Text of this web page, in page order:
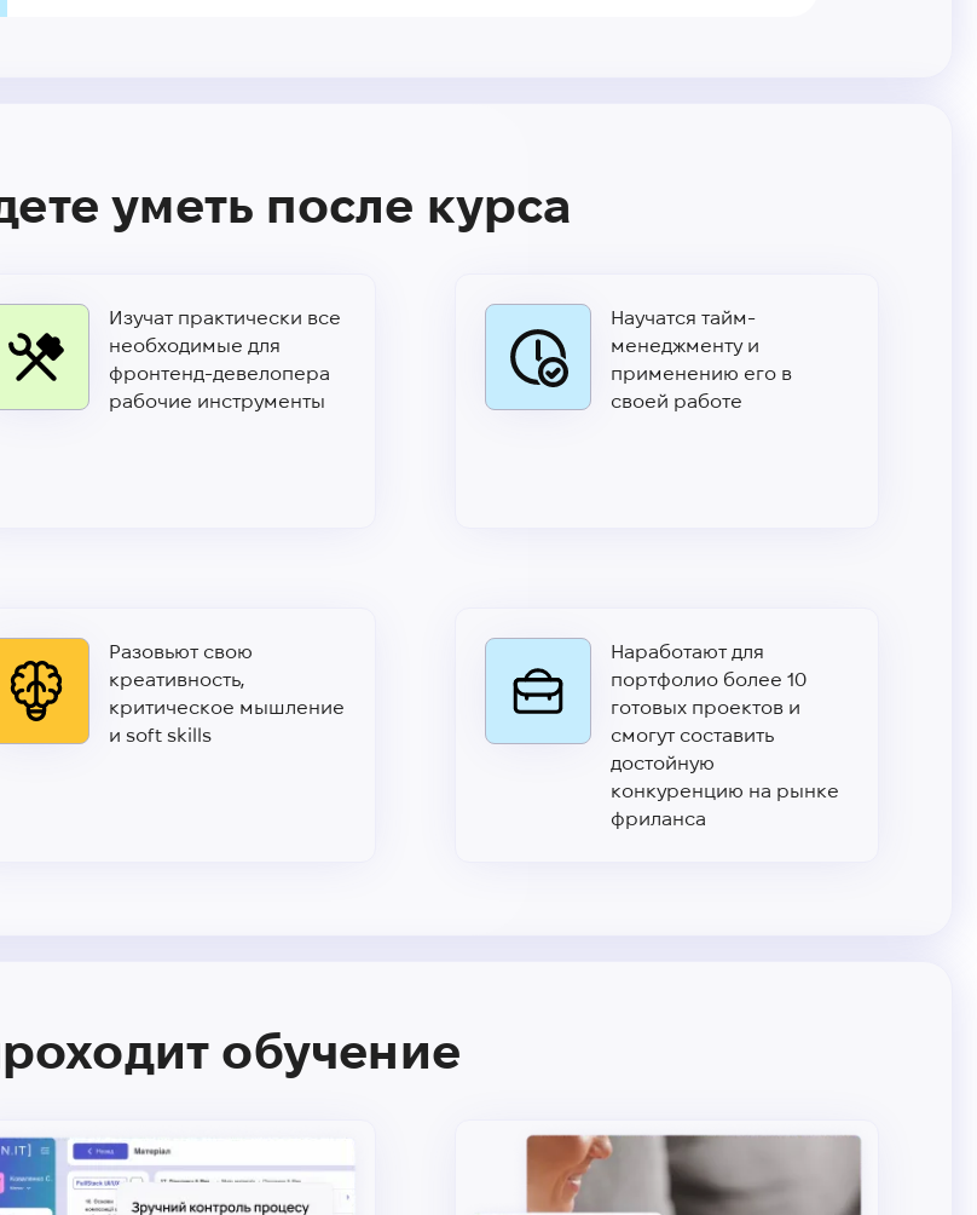
уметь после курса
Изучат практически все
необходимые для
фронтенд-девелопера
рабочие инструменты
Научатся тайм-
менеджменту и
применению его в
своей работе
Разовьют свою
креативность,
критическое мышление
и soft skills
Наработают для
портфолио более 10
готовых проектов и
смогут составить
достойную
конкуренцию на рынке
фриланса
обучение